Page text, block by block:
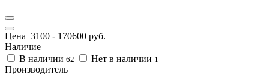
Цена 3100 - 170600 руб.
Наличие
В наличии 62 Нет в наличии 1
Производитель